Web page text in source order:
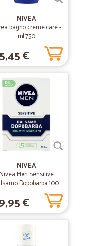
17/02/2020
po…
i prezzi....poco
dovrebbero essere
NIVEA
bagno creme care -
ml.750
5,45 €
NIVEA
Nivea Men Sensitive
Dopobarba 100
9,95 €